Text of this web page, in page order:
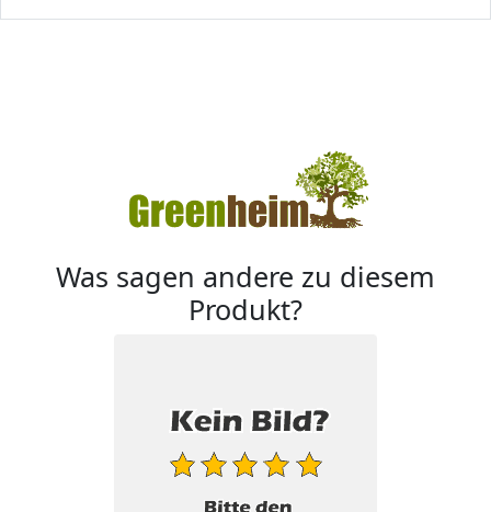
Was sagen andere zu diesem
Produkt?